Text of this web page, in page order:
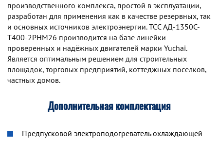
производственного комплекса, простой в эксплуатации,
разработан для применения как в качестве резервных, так
и основных источников электроэнергии. TCC АД-1350С-
Т400-2РНМ26 производится на базе линейки
проверенных и надёжных двигателей марки Yuchai.
Является оптимальным решением для строительных
площадок, торговых предприятий, коттеджных поселков,
частных домов.
Дополнительная комплектация
Предпусковой электроподогреватель охлаждающей